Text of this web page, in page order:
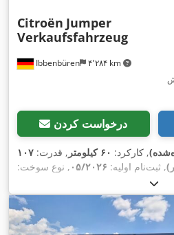
Ibbenbüren ۴٬۲۸۴ km
Citroën Jumper
Verkaufsfahrzeug
درخواست کردن
, کارکرد: ۶۰ کیلومتر , قدرت: ۱۰۷
, ثبت‌نام اولیه: ۰۵/۲۰۲۶ , نوع سوخت:
, کلاس انتشار:
, عرض فضای بارگیری:۲٬۲۰۰ میلی‌متر
,
, تجهیزات:
تهویه مطبوع, فیلتر
دوده, لاستیک‌های چهارفصل, کروز کنترل